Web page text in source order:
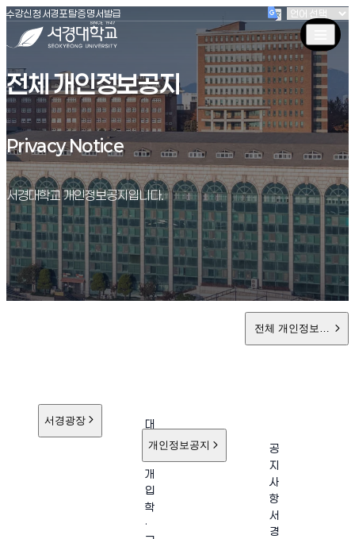
서경대학교
수강신청 (새창 열림)
서경포탈(새창 열림)
증명서발급(새창 열림)
전체 개인정보공지
Privacy Notice
Privacy Notice
서경대학교 개인정보공지입니다.
서경광장
대
학
개
입
학
·
개인정보공지
공
지
사
항
서
경
전체 개인정보공지